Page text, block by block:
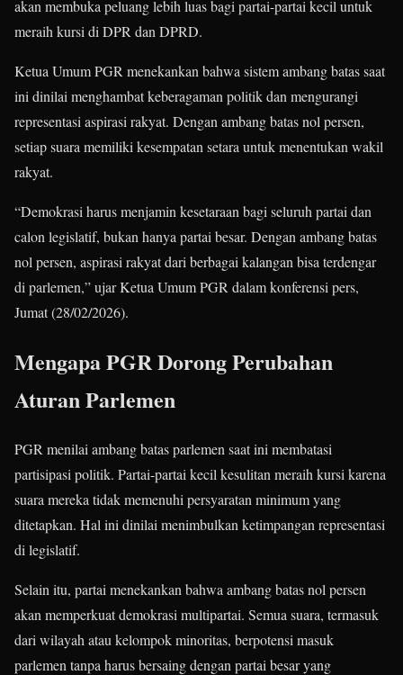
akan membuka peluang lebih luas bagi partai-partai kecil untuk
meraih kursi di DPR dan DPRD.
Ketua Umum PGR menekankan bahwa sistem ambang batas saat
ini dinilai menghambat keberagaman politik dan mengurangi
representasi aspirasi rakyat. Dengan ambang batas nol persen,
setiap suara memiliki kesempatan setara untuk menentukan wakil
rakyat.
“Demokrasi harus menjamin kesetaraan bagi seluruh partai dan
calon legislatif, bukan hanya partai besar. Dengan ambang batas
nol persen, aspirasi rakyat dari berbagai kalangan bisa terdengar
di parlemen,” ujar Ketua Umum PGR dalam konferensi pers,
Jumat (28/02/2026).
Mengapa PGR Dorong Perubahan
Aturan Parlemen
PGR menilai ambang batas parlemen saat ini membatasi
partisipasi politik. Partai-partai kecil kesulitan meraih kursi karena
suara mereka tidak memenuhi persyaratan minimum yang
ditetapkan. Hal ini dinilai menimbulkan ketimpangan representasi
di legislatif.
Selain itu, partai menekankan bahwa ambang batas nol persen
akan memperkuat demokrasi multipartai. Semua suara, termasuk
dari wilayah atau kelompok minoritas, berpotensi masuk
parlemen tanpa harus bersaing dengan partai besar yang